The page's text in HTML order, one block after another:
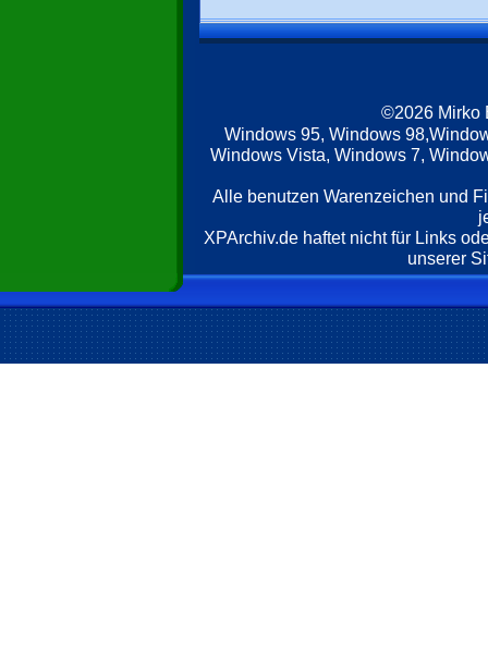
©2026 Mirko
Windows 95, Windows
Windows Vista, Windows 7,
Alle benutzen Warenzeichen und
XPArchiv.de haftet nicht für Links
unserer